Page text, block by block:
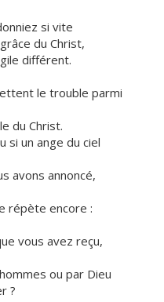
si vite
du Christ,
différent.
le trouble parmi
du Christ.
un ange du ciel
avons annoncé,
répète encore :
vous avez reçu,
ou par Dieu
?